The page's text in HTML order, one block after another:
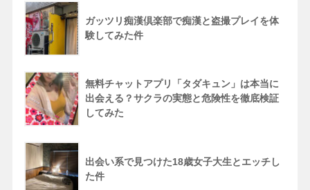
ガッツリ痴漢倶楽部で痴漢と盗撮プレイを体
験してみた件
無料チャットアプリ「タダキュン」は本当に
出会える？サクラの実態と危険性を徹底検証
してみた
出会い系で見つけた18歳女子大生とエッチし
た件